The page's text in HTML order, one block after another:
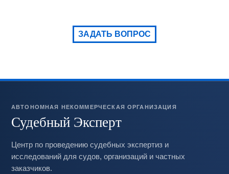
ЗАДАТЬ ВОПРОС
АВТОНОМНАЯ НЕКОММЕРЧЕСКАЯ ОРГАНИЗАЦИЯ
Судебный Эксперт
Центр по проведению судебных экспертиз и
исследований для судов, организаций и частных
заказчиков.